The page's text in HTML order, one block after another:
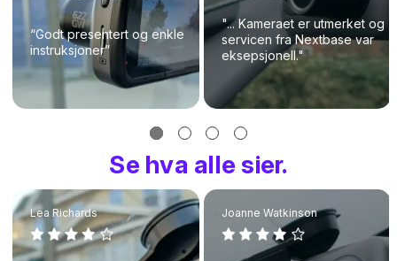
“Godt presentert og enkle
instruksjoner”
"... Kameraet er utmerket og
servicen fra Nextbase var
eksepsjonell."
Se hva alle sier.
Lea Richards Joanne Watkinson